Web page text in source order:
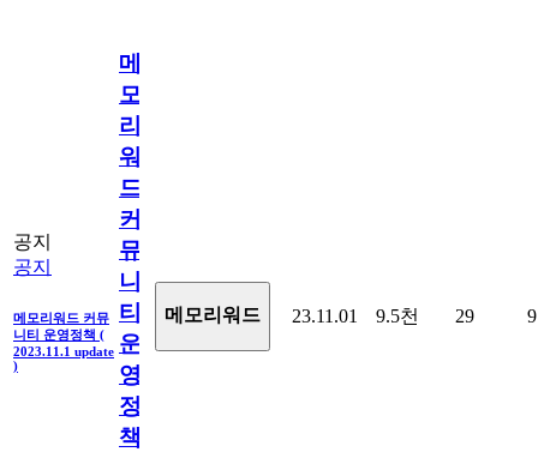
공지
공지
메모리워드 커뮤
니티 운영정책 (
2023.11.1 update
)
메
모
리
워
드
커
뮤
니
티
운
영
정
책
메모리워드 23.11.01 9.5천 29 9